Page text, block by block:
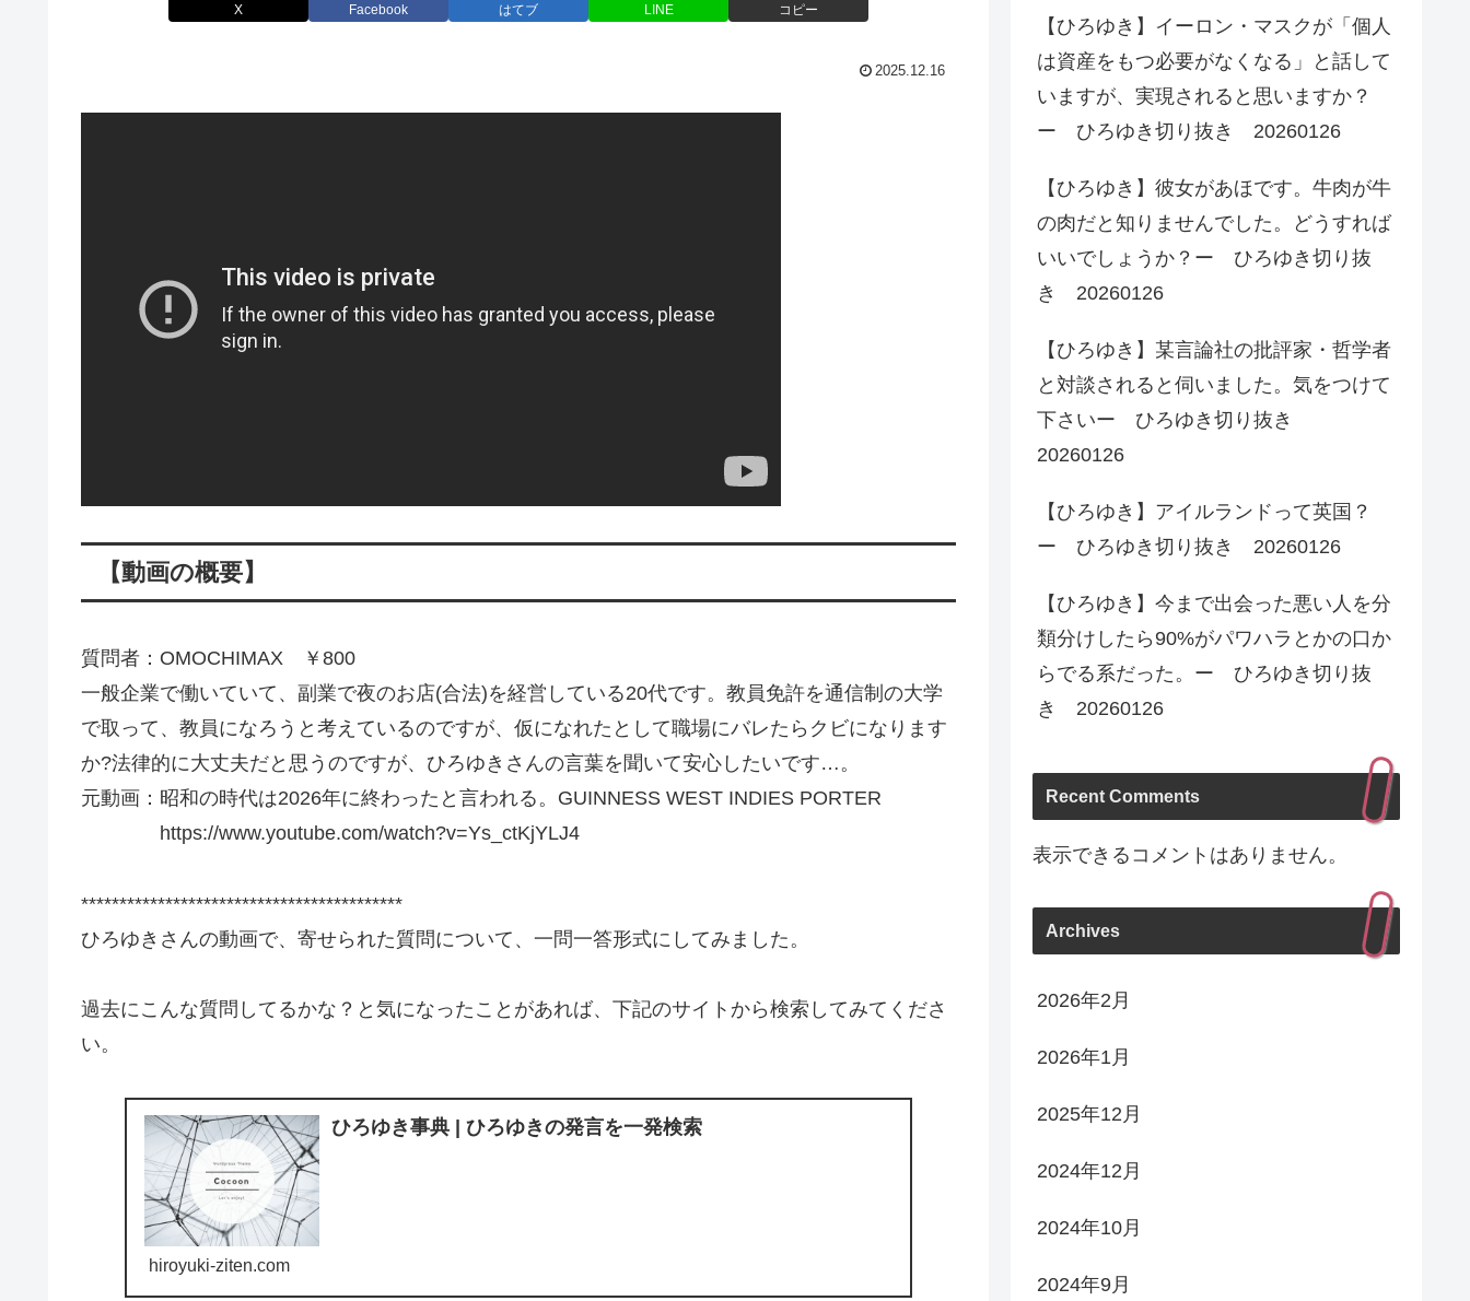
X Facebook はてブ LINE コピー
2025.12.16
【動画の概要】
質問者：OMOCHIMAX ￥800
一般企業で働いていて、副業で夜のお店(合法)を経営している20代です。教員免許を通信制の大学
で取って、教員になろうと考えているのですが、仮になれたとして職場にバレたらクビになります
か?法律的に大丈夫だと思うのですが、ひろゆきさんの言葉を聞いて安心したいです…。
元動画：昭和の時代は2026年に終わったと言われる。GUINNESS WEST INDIES PORTER
https://www.youtube.com/watch?v=Ys_ctKjYLJ4
******************************************
ひろゆきさんの動画で、寄せられた質問について、一問一答形式にしてみました。
過去にこんな質問してるかな？と気になったことがあれば、下記のサイトから検索してみてくださ
い。
ひろゆき事典 | ひろゆきの発言を一発検索
hiroyuki-ziten.com
【ひろゆき】イーロン・マスクが「個人
は資産をもつ必要がなくなる」と話して
いますが、実現されると思いますか？
ー ひろゆき切り抜き 20260126
【ひろゆき】彼女があほです。牛肉が牛
の肉だと知りませんでした。どうすれば
いいでしょうか？ー ひろゆき切り抜
き 20260126
【ひろゆき】某言論社の批評家・哲学者
と対談されると伺いました。気をつけて
下さいー ひろゆき切り抜き
20260126
【ひろゆき】アイルランドって英国？
ー ひろゆき切り抜き 20260126
【ひろゆき】今まで出会った悪い人を分
類分けしたら90%がパワハラとかの口か
らでる系だった。ー ひろゆき切り抜
き 20260126
Recent Comments
表示できるコメントはありません。
Archives
2026年2月
2026年1月
2025年12月
2024年12月
2024年10月
2024年9月